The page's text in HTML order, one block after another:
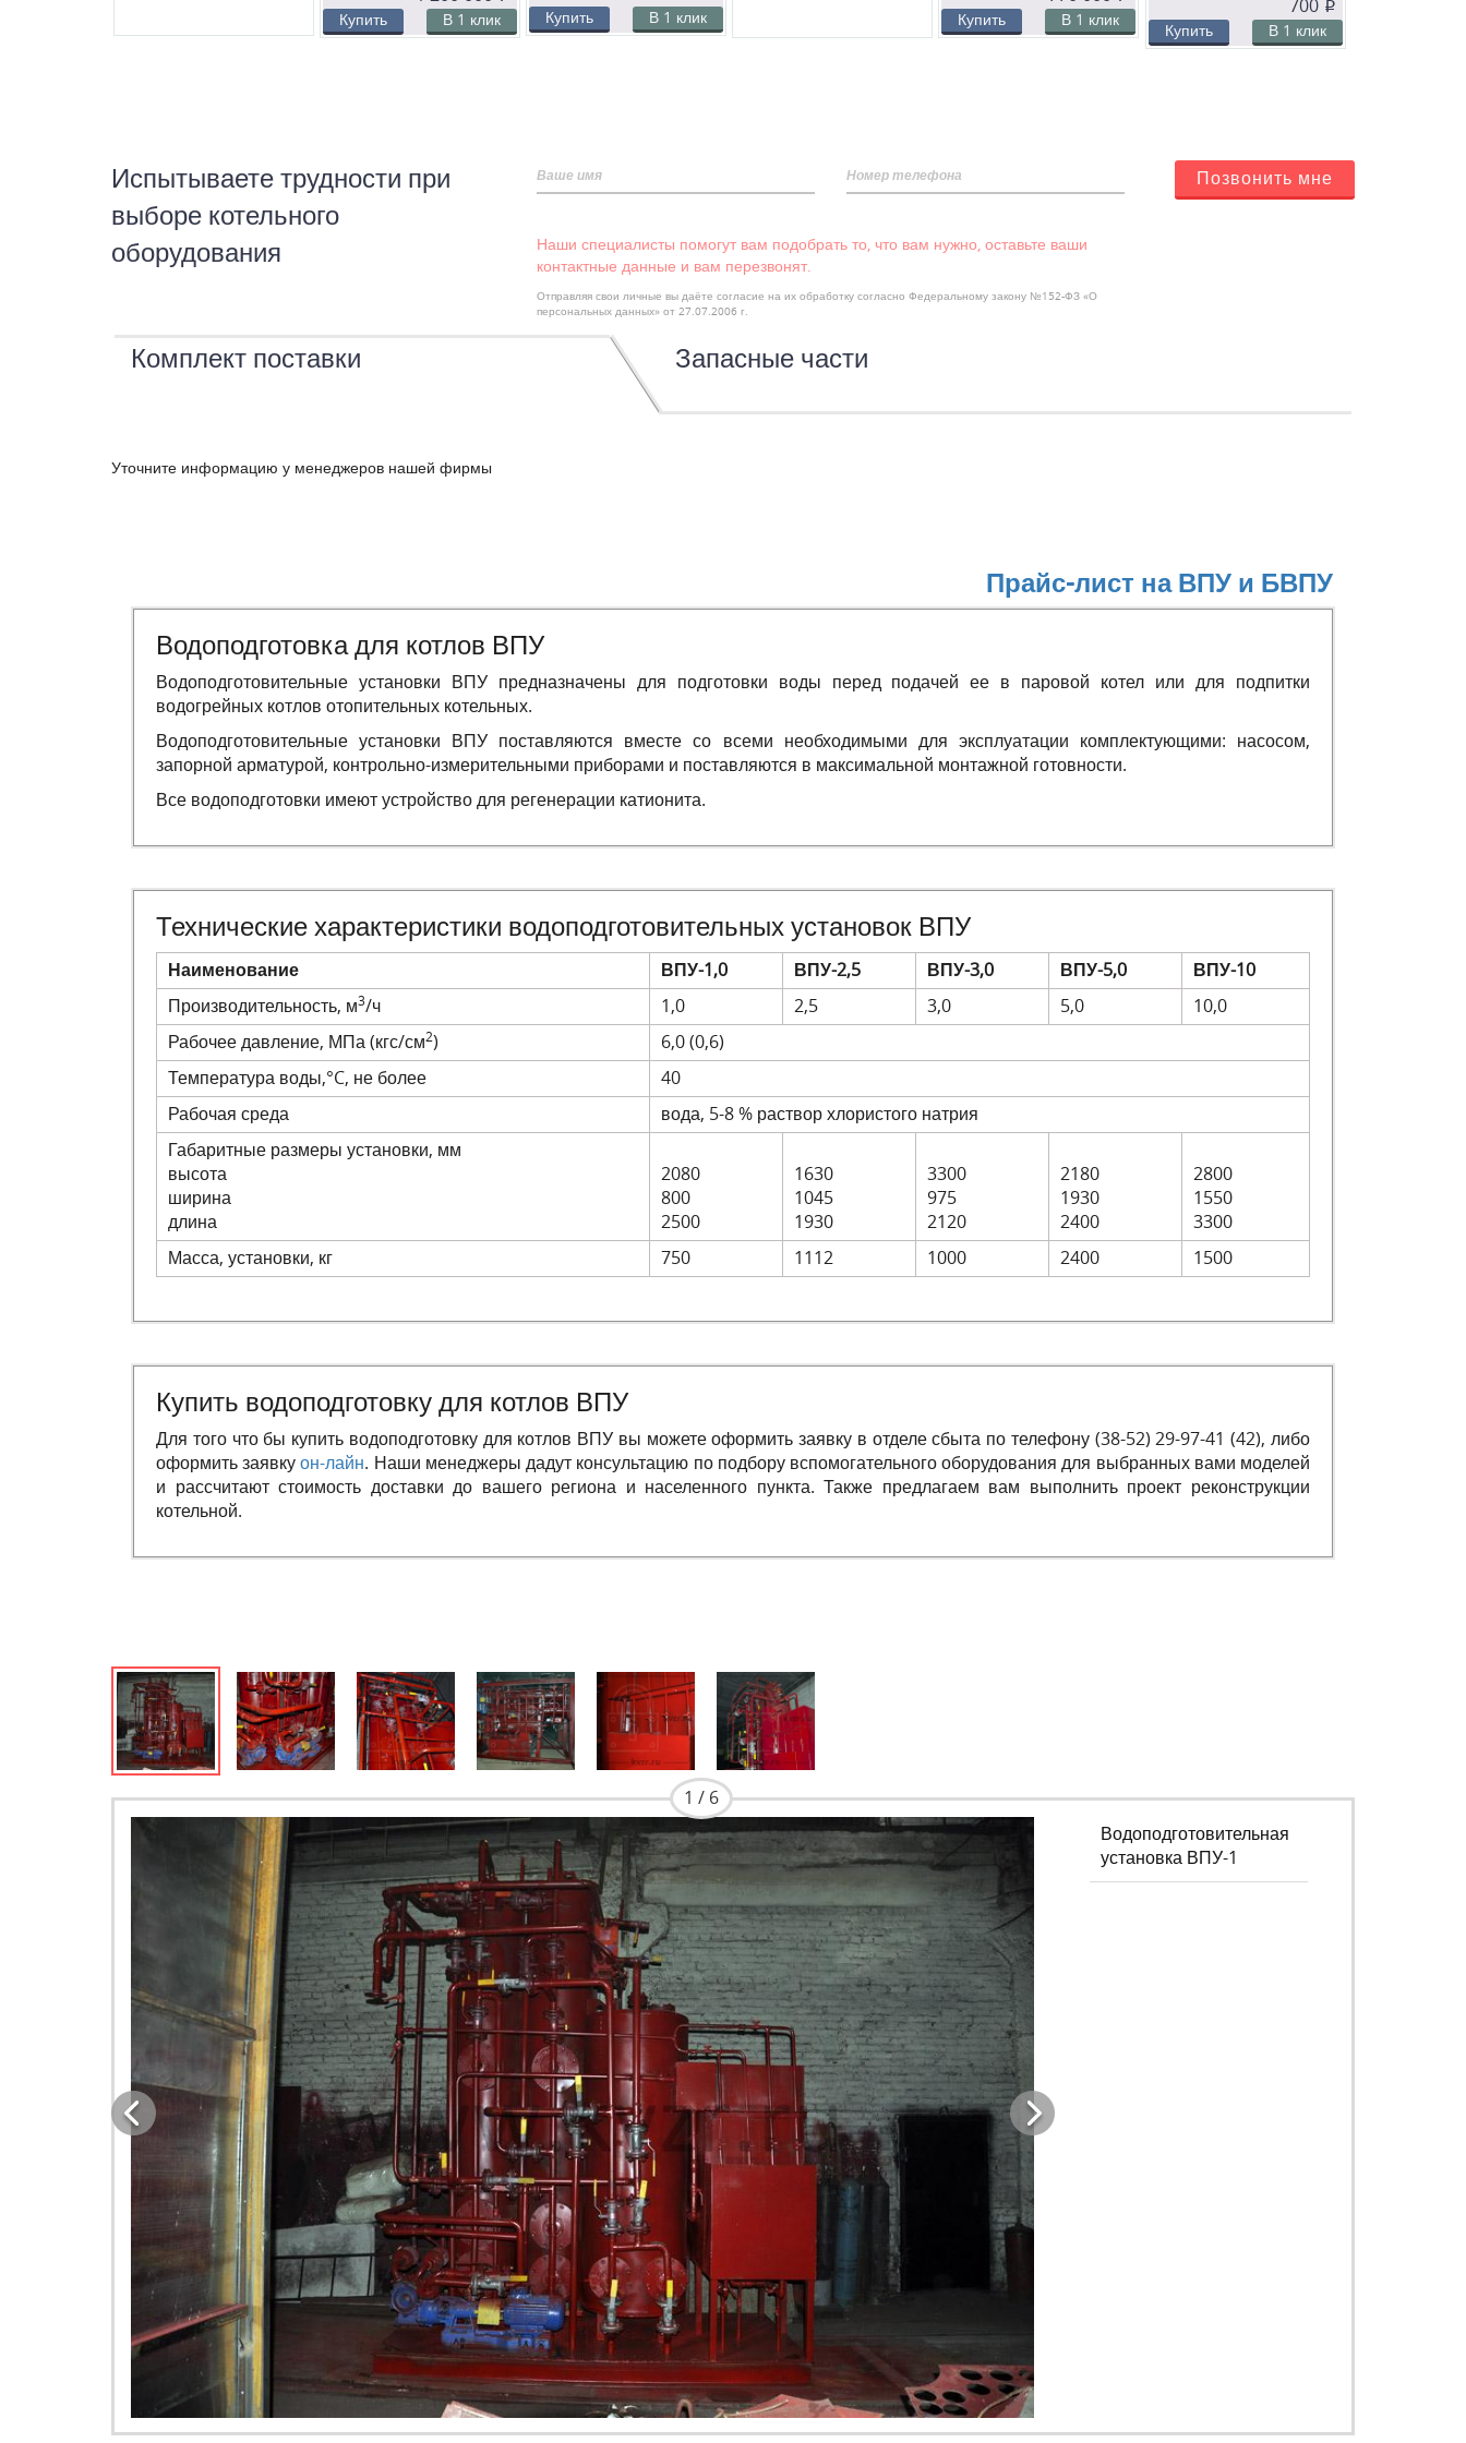
Купить В 1 клик Купить В 1 клик Купить В 1 клик
700 p
Купить В 1 клик
Испытываете трудности при
выборе котельного
оборудования
Ваше имя Номер телефона
Наши специалисты помогут вам подобрать то, что вам нужно, оставьте ваши
контактные данные и вам перезвонят.
Отправляя свои личные вы даёте согласие на их обработку согласно Федеральному закону №152-ФЗ «О
персональных данных» от 27.07.2006 г.
Позвонить мне
Комплект поставки Запасные части
Уточните информацию у менеджеров нашей фирмы
Прайс-лист на ВПУ и БВПУ
Водоподготовка для котлов ВПУ
Водоподготовительные установки ВПУ предназначены для подготовки воды перед подачей ее в паровой котел или для подпитки
водогрейных котлов отопительных котельных.
Водоподготовительные установки ВПУ поставляются вместе со всеми необходимыми для эксплуатации комплектующими: насосом,
запорной арматурой, контрольно-измерительными приборами и поставляются в максимальной монтажной готовности.
Все водоподготовки имеют устройство для регенерации катионита.
Технические характеристики водоподготовительных установок ВПУ
Наименование ВПУ-1,0 ВПУ-2,5 ВПУ-3,0 ВПУ-5,0
ВПУ-10
Производительность, м3/ч 1,0 2,5 3,0 5,0
10,0
Рабочее давление, МПа (кгс/см2)
6,0 (0,6)
Температура воды,°C, не более
40
Рабочая среда
вода, 5-8 % раствор хлористого натрия
Габаритные размеры установки, мм
высота
ширина
длина
2080
800
2500
1630
1045
1930
3300
975
2120
2180
1930
2400
2800
1550
3300
Масса, установки, кг
750 1112 1000 2400 1500
Купить водоподготовку для котлов ВПУ
Для того что бы купить водоподготовку для котлов ВПУ вы можете оформить заявку в отделе сбыта по телефону (38-52) 29-97-41 (42), либо
оформить заявкуон-лайн. Наши менеджеры дадут консультацию по подбору вспомогательного оборудования для выбранных вами моделей
и рассчитают стоимость доставки до вашего региона и населенного пункта. Также предлагаем вам выполнить проект реконструкции
котельной.
Водоподготовительная
установка ВПУ-1
1 / 6